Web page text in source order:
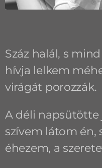
Száz halál, s
hívja lelkem
virágát porozzák.
A déli
szívem látom én,
éhezem, a